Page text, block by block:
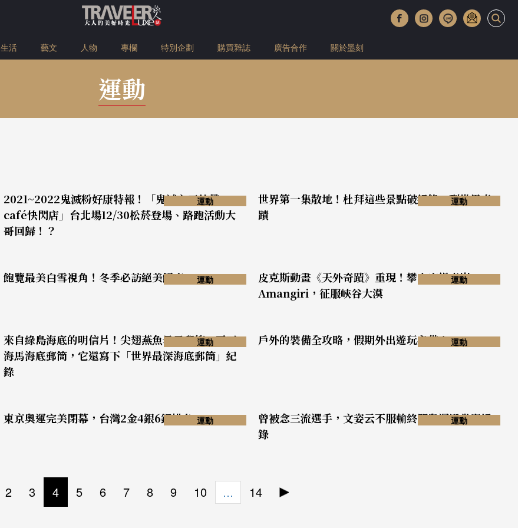
生活 藝文 人物 專欄 特別企劃 購買雜誌 廣告合作 關於墨刻
運動
2021~2022鬼滅粉好康特報！「鬼滅之刃外帶
café快閃店」台北場12/30松菸登場、路跑活動大
哥回歸！？
運動
世界第一集散地！杜拜這些景點破紀錄、列世界奇
蹟
運動
飽覽最美白雪視角！冬季必訪絕美飯店5+運動
皮克斯動畫《天外奇蹟》重現！攀上安縵奇嶺
Amangiri，征服峽谷大漠
運動
來自綠島海底的明信片！尖翅燕魚母子郵筒、豆丁
海馬海底郵筒，它還寫下「世界最深海底郵筒」紀
錄
運動 戶外的裝備全攻略，假期外出遊玩必備！運動
東京奧運完美閉幕，台灣2金4銀6銅排名34運動
曾被念三流選手，文姿云不服輸終闖奧運殿堂寫紀
錄
運動
2 3 4 5 6 7 8 9 10 … 14